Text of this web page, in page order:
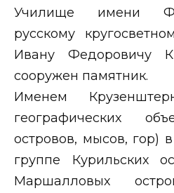
Училище имени
русскому
Ивану Федоровичу
сооружен памятник.
Именем
географических
островов, мысов, гор)
группе Курильских
Маршалловых